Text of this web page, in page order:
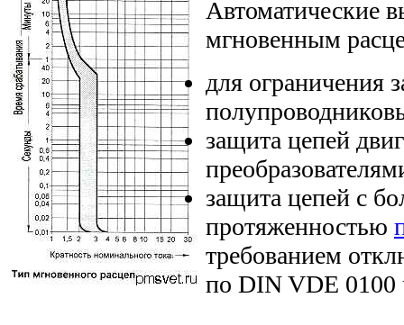
Автоматические
мгновенным
для ограничения
защита цепей
защита цепей с
протяженностью
требованием
по DIN VDE 0100